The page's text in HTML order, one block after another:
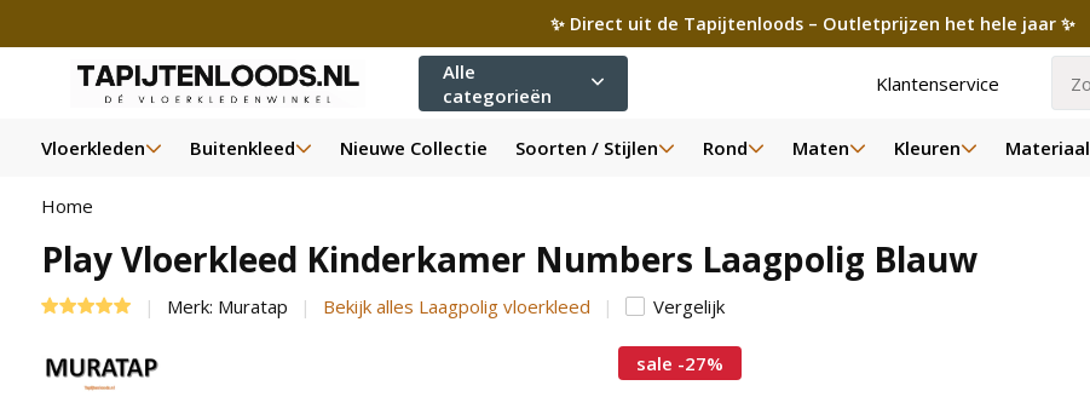
✨ Direct uit de Tapijtenloods – Outletprijzen het hele jaar ✨
Alle
categorieën
Klantenservice
Vloerkleden Buitenkleed Nieuwe Collectie Soorten / Stijlen Rond Maten Kleuren Materiaal
Home
Play Vloerkleed Kinderkamer Numbers Laagpolig Blauw
Merk: Muratap Bekijk alles Laagpolig vloerkleed Vergelijk
sale -27%